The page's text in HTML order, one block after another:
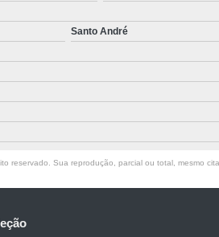
Santo André
reservado. Sua reprodução, parcial ou total, mesmo